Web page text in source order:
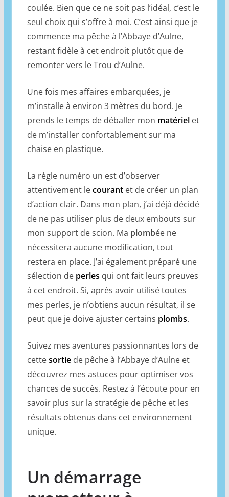
coulée. Bien que ce ne soit pas l’idéal, c’est le
seul choix qui s’offre à moi. C’est ainsi que je
commence ma pêche à l’Abbaye d’Aulne,
restant fidèle à cet endroit plutôt que de
remonter vers le Trou d’Aulne.
Une fois mes affaires embarquées, je
m’installe à environ 3 mètres du bord. Je
prends le temps de déballer mon matérielet
de m’installer confortablement sur ma
chaise en plastique.
La règle numéro un est d’observer
attentivement lecourantet de créer un plan
d’action clair. Dans mon plan, j’ai déjà décidé
de ne pas utiliser plus de deux embouts sur
mon support de scion. Ma plombée ne
nécessitera aucune modification, tout
restera en place. J’ai également préparé une
sélection de perles qui ont fait leurs preuves
à cet endroit. Si, après avoir utilisé toutes
mes perles, je n’obtiens aucun résultat, il se
peut que je doive ajuster certains plombs.
Suivez mes aventures passionnantes lors de
cettesortiede pêche à l’Abbaye d’Aulne et
découvrez mes astuces pour optimiser vos
chances de succès. Restez à l’écoute pour en
savoir plus sur la stratégie de pêche et les
résultats obtenus dans cet environnement
unique.
Un démarrage